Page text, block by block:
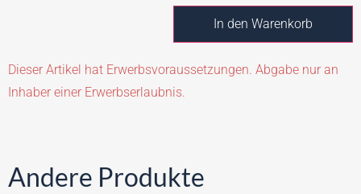
In den Warenkorb
Dieser Artikel hat Erwerbsvoraussetzungen. Abgabe nur an
Inhaber einer Erwerbserlaubnis.
Andere Produkte